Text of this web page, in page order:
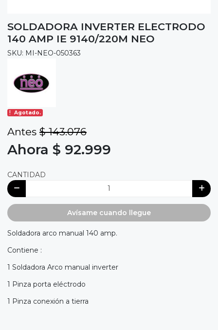
SOLDADORA INVERTER ELECTRODO
140 AMP IE 9140/220M NEO
SKU: MI-NEO-050363
Agotado.
Antes $ 143.076
Ahora $ 92.999
CANTIDAD
Avísame cuando llegue
Soldadora arco manual 140 amp.
Contiene :
1 Soldadora Arco manual inverter
1 Pinza porta eléctrodo
1 Pinza conexión a tierra